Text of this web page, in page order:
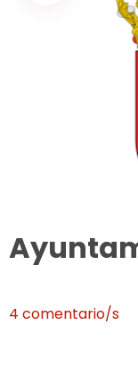
4 comentario/s